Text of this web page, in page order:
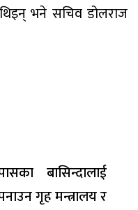
भने सचिव डोलराज
बासिन्दालाई
गृह मन्त्रालय र